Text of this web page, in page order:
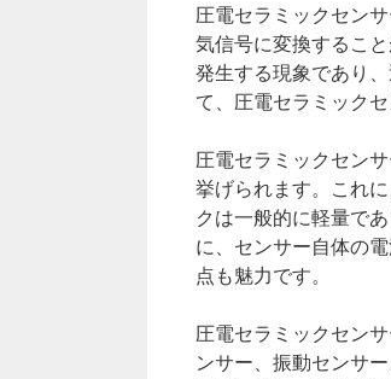
圧電セラミックセン
気信号に変換するこ
発生する現象であり
て、圧電セラミック
圧電セラミックセン
挙げられます。これ
クは一般的に軽量で
に、センサー自体の
点も魅力です。
圧電セラミックセン
ンサー、振動センサ